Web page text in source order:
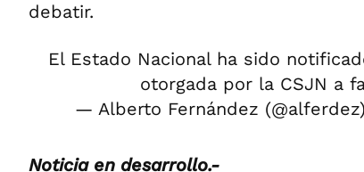
debatir.
El Estado Nacional ha sido
otorgada por la CSJN a
— Alberto Fernández (@alferdez)
Noticia en desarrollo.-